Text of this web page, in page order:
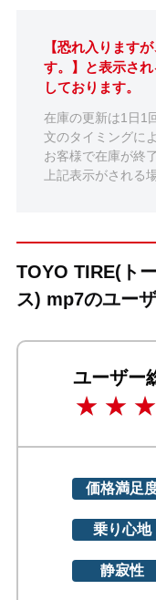
【恐れ入ります
す。】と表示さ
しております。
在庫の更新は1日1
文のタイミングに
お客様で在庫が終
上記表示がされる
TOYO TIRE(ト
ス) mp7のユー
ユーザー
価格満足
乗り心地
静寂性